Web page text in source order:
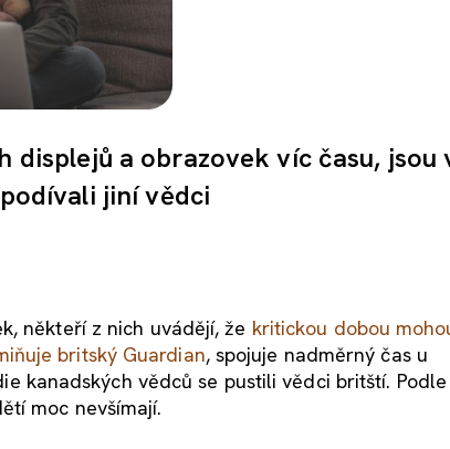
a obrazovek víc času, jsou
jiní vědci
někteří z nich uvádějí, že kritickou dobou
britský Guardian, spojuje nadměrný čas u
kanadských vědců se pustili vědci britští. Podle
moc nevšímají.